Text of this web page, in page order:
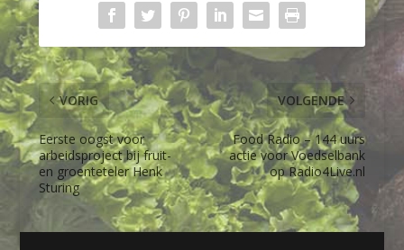
VORIG
Eerste oogst voor
arbeidsproject bij fruit-
en groenteteler Henk
Sturing
VOLGENDE
Food Radio – 144 uurs
actie voor Voedselbank
op Radio4Live.nl